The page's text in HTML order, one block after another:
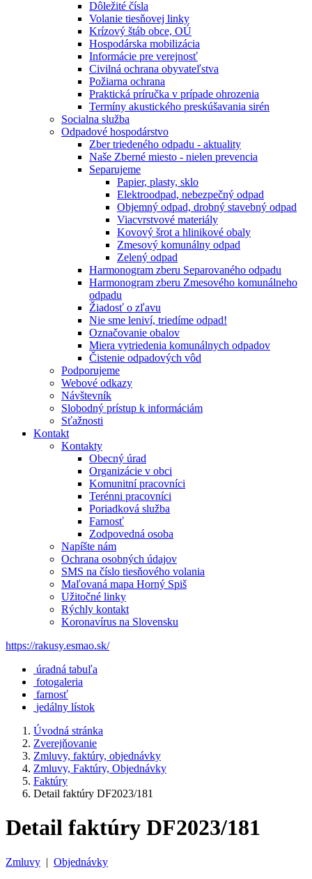
Dôležité čísla
Volanie tiesňovej linky
Krízový štáb obce, OÚ
Hospodárska mobilizácia
Informácie pre verejnosť
Civilná ochrana obyvateľstva
Požiarna ochrana
Praktická príručka v prípade ohrozenia
Termíny akustického preskúšavania sirén
Socialna služba
Odpadové hospodárstvo
Zber triedeného odpadu - aktuality
Naše Zberné miesto - nielen prevencia
Separujeme
Papier, plasty, sklo
Elektroodpad, nebezpečný odpad
Objemný odpad, drobný stavebný odpad
Viacvrstvové materiály
Kovový šrot a hlinikové obaly
Zmesový komunálny odpad
Zelený odpad
Harmonogram zberu Separovaného odpadu
Harmonogram zberu Zmesového komunálneho
odpadu
Žiadosť o zľavu
Nie sme leniví, triedíme odpad!
Označovanie obalov
Miera vytriedenia komunálnych odpadov
Čistenie odpadových vôd
Podporujeme
Webové odkazy
Návštevník
Slobodný prístup k informáciám
Sťažnosti
Kontakt
Kontakty
Obecný úrad
Organizácie v obci
Komunitní pracovníci
Terénni pracovníci
Poriadková služba
Farnosť
Zodpovedná osoba
Napíšte nám
Ochrana osobných údajov
SMS na číslo tiesňového volania
Maľovaná mapa Horný Spiš
Užitočné linky
Rýchly kontakt
Koronavírus na Slovensku
https://rakusy.esmao.sk/
úradná tabuľa
fotogaleria
farnosť
jedálny lístok
Úvodná stránka
Zverejňovanie
Zmluvy, faktúry, objednávky
Zmluvy, Faktúry, Objednávky
Faktúry
Detail faktúry DF2023/181
Detail faktúry DF2023/181
Zmluvy | Objednávky